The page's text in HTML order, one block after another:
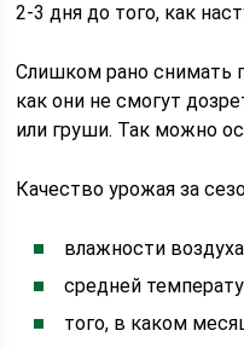
2-3 дня до того, как
Слишком рано снимать
как они не смогут
или груши. Так можно
Качество урожая за
влажности
средней
того, в каком